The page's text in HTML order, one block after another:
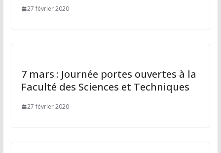
27 février 2020
7 mars : Journée portes ouvertes à la
Faculté des Sciences et Techniques
27 février 2020